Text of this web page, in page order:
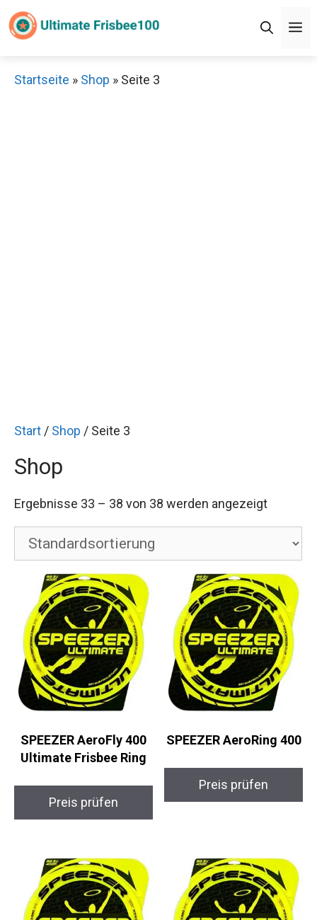
Zum
Inhalt
Startseite » Shop » Seite 3
Start / Shop / Seite 3
Shop
Ergebnisse 33 – 38 von 38 werden angezeigt
SPEEZER AeroFly 400
Ultimate Frisbee Ring
Preis prüfen
SPEEZER AeroRing 400
Preis prüfen